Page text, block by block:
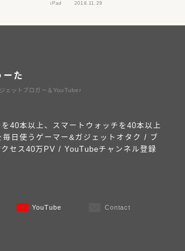
iPad 2018.11.29
ーた
ェットブロガー＆YouTuber
40本以上、スマートウォッチを40本以上
日使うゲーマー&ガジェットオタク / ブ
クセス40万PV / YouTubeチャンネル登録
YouTube Contact